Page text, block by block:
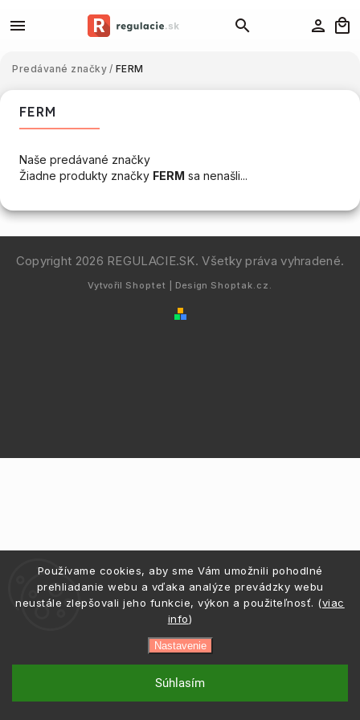
Používame cookies, aby sme Vám umožnili pohodlné
prehliadanie webu a vďaka analýze prevádzky webu
neustále zlepšovali jeho funkcie, výkon a použiteľnosť. (viac
info)
Nastavenie
Súhlasím
Predávané značky / FERM
FERM
Naše predávané značky
Žiadne produkty značky FERM sa nenašli...
Copyright 2026 REGULACIE.SK. Všetky práva vyhradené.
Vytvořil Shoptet | Design Shoptak.cz.